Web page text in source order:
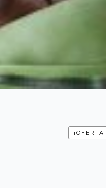
¡OFERTA!